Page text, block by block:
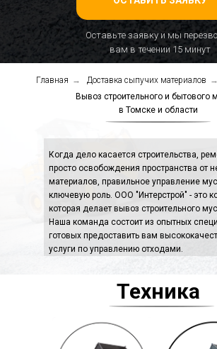
Оставьте заявку и мы
вам в течении 15 минут
Главная → Доставка сыпучих материалов →
Вывоз строительного и бытового
в Томске и области
Когда дело касается строительства,
просто освобождения пространства от
материалов, правильное управление
ключевую роль. ООО "Интерстрой" - это
которая делает вывоз строительного
Наша команда состоит из опытных
готовых предоставить вам
услуги по управлению отходами.
Техника